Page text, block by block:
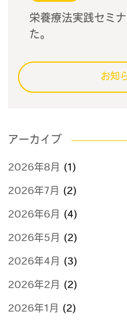
栄養療法実践セミ
た。
お知
アーカイブ
2026年8月 (1)
2026年7月 (2)
2026年6月 (4)
2026年5月 (2)
2026年4月 (3)
2026年2月 (2)
2026年1月 (2)